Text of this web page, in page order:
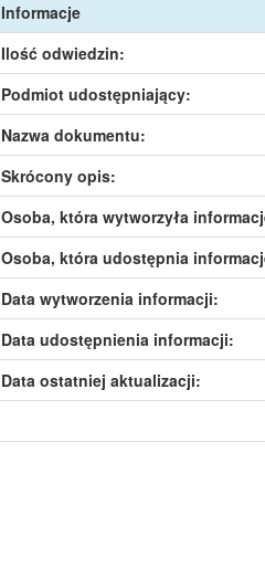
Informacje
Ilość odwiedzin:
Podmiot udostępniający:
Nazwa dokumentu:
Skrócony opis:
Osoba, która wytworzyła
Osoba, która udostępnia
Data wytworzenia informacji:
Data udostępnienia informacji:
Data ostatniej aktualizacji: